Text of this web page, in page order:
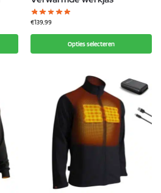
€139,99
Opties selecteren